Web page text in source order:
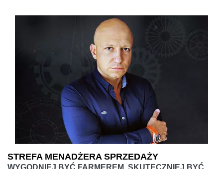
STREFA MENADŻERA SPRZEDAŻY